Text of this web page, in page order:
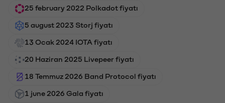
25 february 2022 Polkadot fiyatı
5 august 2023 Storj fiyatı
13 Ocak 2024 IOTA fiyatı
20 Haziran 2025 Livepeer fiyatı
18 Temmuz 2026 Band Protocol fiyatı
1 june 2026 Gala fiyatı